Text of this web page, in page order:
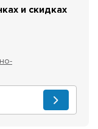
и скидках